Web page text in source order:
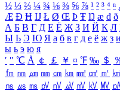
½ ⅓ ⅔ ¼ ¾ ⅛ ⅜ ⅝ ⅞ ¹ ² ³ ⁴ ⁿ ₁
Æ Ð Ħ Ĳ Ł Ø Œ Þ Ŧ Ŋ æ đ ð
А Б В Г Д Е Ё Ж З И Й К Л
Ы Ь Э Ю Я а б в г д е ё ж з и
ы ь э ю я
′ ″ ℃ Å ￠ ￡ ￥ ¤ ℉ ‰ ＄
㎙ ㎚ ㎛ ㎜ ㎝ ㎞ ㎟ ㎠ ㎡
㎱ ㎲ ㎳ ㎴ ㎵ ㎶ ㎷ ㎸ ㎹ ㎀